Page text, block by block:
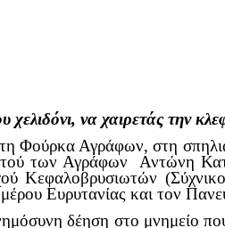
να χαιρετάς την
Φούρκα Αγράφων, στη
των Αγράφων Αντώνη
Κεφαλοβρυσιωτών
Ευρυτανίας και τον
δέηση στο μνημείο